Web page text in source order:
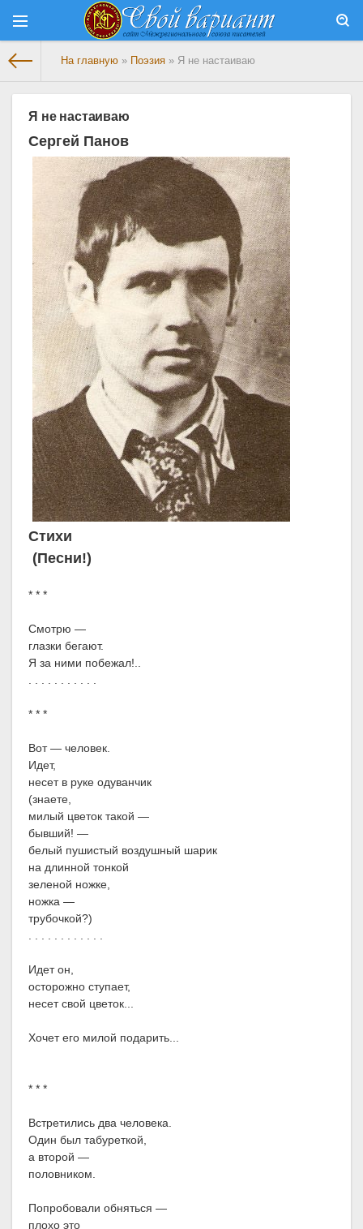
На главную » Поэзия » Я не настаиваю
Я не настаиваю
Сергей Панов
Стихи
(Песни!)
* * *
Смотрю —
глазки бегают.
Я за ними побежал!..
. . . . . . . . . . .
* * *
Вот — человек.
Идет,
несет в руке одуванчик
(знаете,
милый цветок такой —
бывший! —
белый пушистый воздушный шарик
на длинной тонкой
зеленой ножке,
ножка —
трубочкой?)
. . . . . . . . . . . .
Идет он,
осторожно ступает,
несет свой цветок...
Хочет его милой подарить...
* * *
Встретились два человека.
Один был табуреткой,
а второй —
половником.
Попробовали обняться —
плохо это